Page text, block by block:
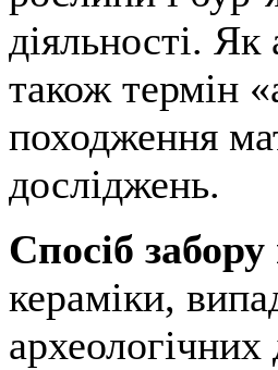
діяльності.
також термін
походження
досліджень.
Спосіб
кераміки,